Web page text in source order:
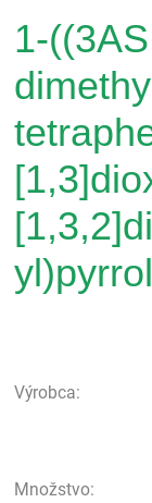
1-
Výrobca:
Množstvo: